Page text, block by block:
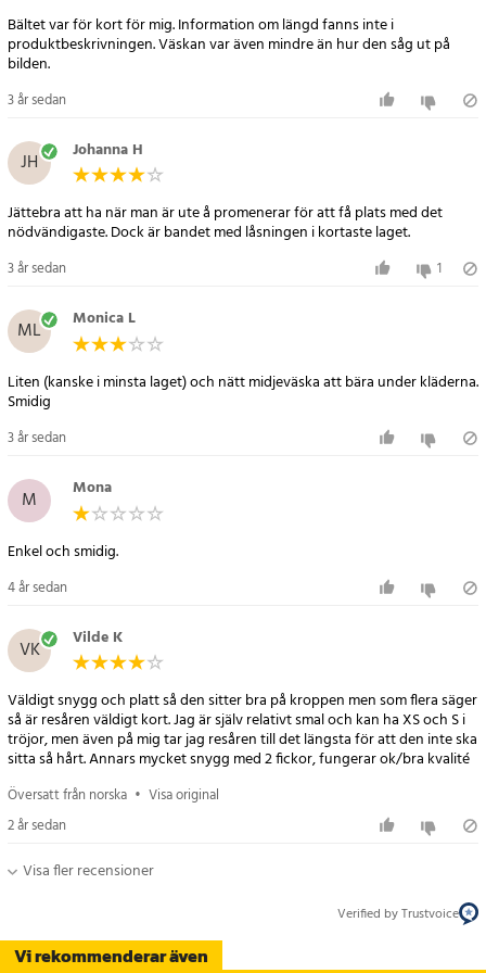
Vi rekommenderar även
Bältet var för kort för mig. Information om längd fanns inte i
produktbeskrivningen. Väskan var även mindre än hur den såg ut på
bilden.
3 år sedan
JH Johanna H
Jättebra att ha när man är ute å promenerar för att få plats med det
nödvändigaste. Dock är bandet med låsningen i kortaste laget.
3 år sedan 1
ML Monica L
Liten (kanske i minsta laget) och nätt midjeväska att bära under kläderna.
Smidig
3 år sedan
M Mona
Enkel och smidig.
4 år sedan
VK Vilde K
Väldigt snygg och platt så den sitter bra på kroppen men som flera säger
så är resåren väldigt kort. Jag är själv relativt smal och kan ha XS och S i
tröjor, men även på mig tar jag resåren till det längsta för att den inte ska
sitta så hårt. Annars mycket snygg med 2 fickor, fungerar ok/bra kvalité
Översatt från norska • Visa original
2 år sedan
Visa fler recensioner
Verified by Trustvoice